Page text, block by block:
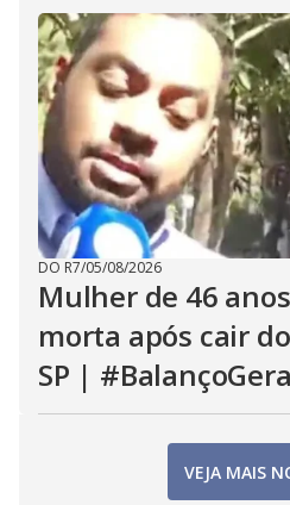
DO R7/05/08/2026
Mulher de 46
morta após cair
SP |
VEJA MAIS